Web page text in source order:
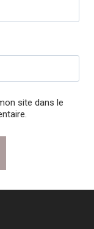
site dans le